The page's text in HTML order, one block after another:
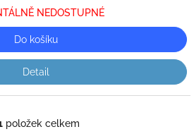
NEDOSTUPNÉ
Do košíku
Detail
O
položek celkem